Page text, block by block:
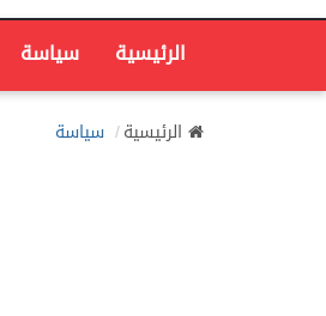
الرئيسية سياسة
الرئيسية سياسة